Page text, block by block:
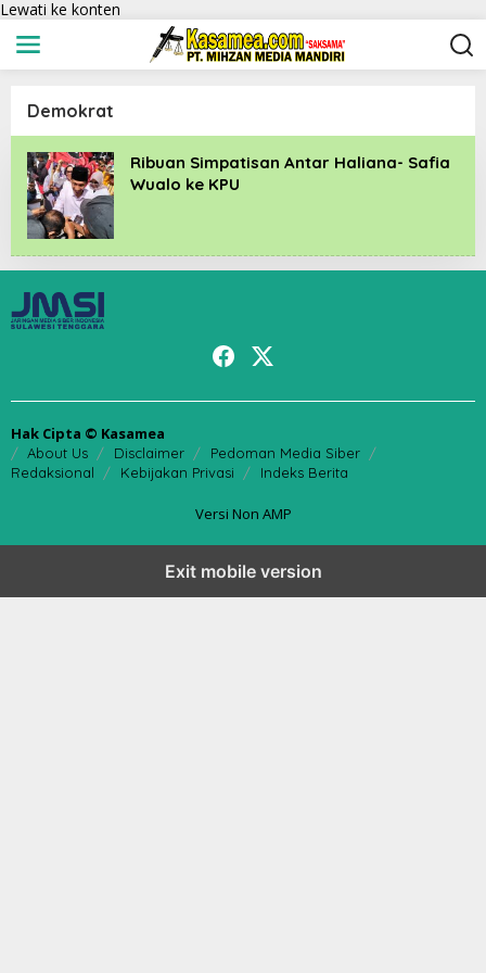
Lewati ke konten
Demokrat
Ribuan Simpatisan Antar Haliana- Safia
Wualo ke KPU
Hak Cipta © Kasamea
About Us Disclaimer
Pedoman Media Siber
Redaksional
Kebijakan Privasi Indeks Berita
Versi Non AMP
Exit mobile version